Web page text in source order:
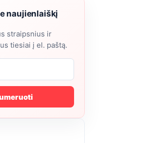
naujienlaiškį
straipsnius ir
tiesiai į el. paštą.